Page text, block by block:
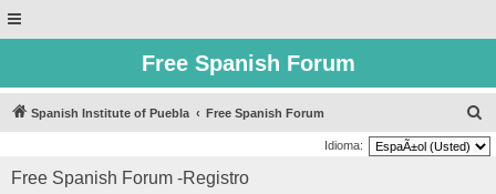
Free Spanish Forum
Spanish Institute of Puebla Free Spanish Forum
u
Idioma:
Free Spanish Forum -Registro